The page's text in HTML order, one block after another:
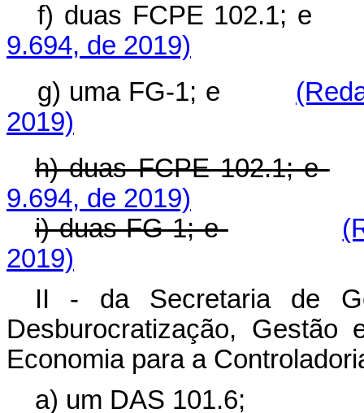
f) duas FCPE
9.694, de 2019)
g) uma FG-1; e
2019)
h) duas FCPE 102.1; e
9.694, de 2019)
i) duas FG-1; e
2019)
II - da Secretaria de
Desburocratização,
Economia para a
a) um DAS 101.6;